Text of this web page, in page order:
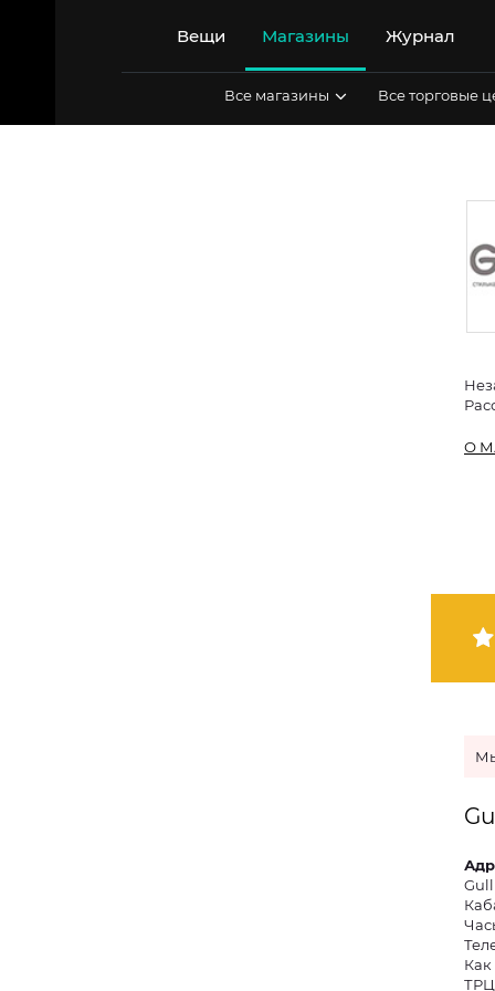
Вещи Магазины Журнал
Все магазины Все торговые
О
Как
ТРЦ